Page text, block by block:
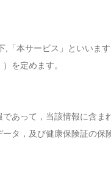
「本サービス」といいま
を定めます。
あって，当該情報に含ま
タ，及び健康保険証の保